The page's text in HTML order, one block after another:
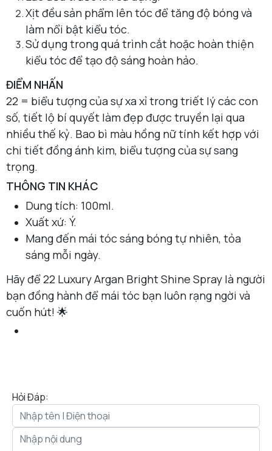
Xịt đều sản phẩm lên tóc để tăng độ bóng và
làm nổi bật kiểu tóc.
Sử dụng trong quá trình cắt hoặc hoàn thiện
kiểu tóc để tạo độ sáng hoàn hảo.
ĐIỂM NHẤN
22 = biểu tượng của sự xa xỉ trong triết lý các con
số, tiết lộ bí quyết làm đẹp được truyền lại qua
nhiều thế kỷ. Bao bì màu hồng nữ tính kết hợp với
chi tiết đồng ánh kim, biểu tượng của sự sang
trọng.
THÔNG TIN KHÁC
Dung tích: 100ml.
Xuất xứ: Ý.
Mang đến mái tóc sáng bóng tự nhiên, tỏa
sáng mỗi ngày.
Hãy để 22 Luxury Argan Bright Shine Spray là người
bạn đồng hành để mái tóc bạn luôn rạng ngời và
cuốn hút! 🌟
Hỏi Đáp: